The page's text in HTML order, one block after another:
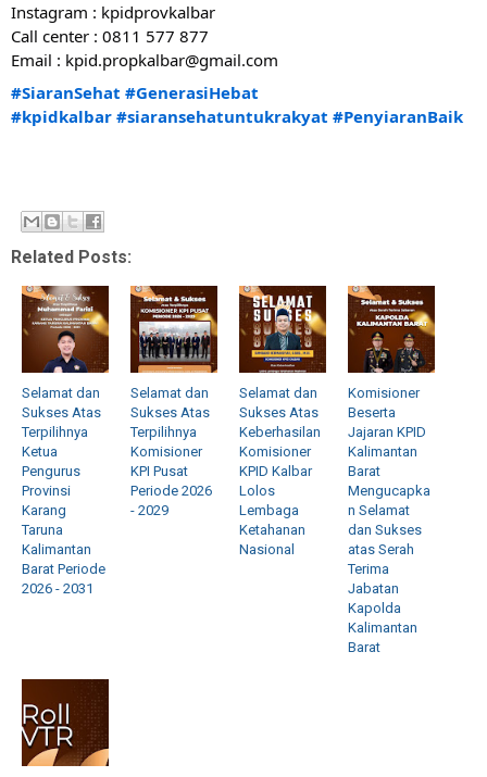
Instagram : kpidprovkalbar
Call center : 0811 577 877
Email : kpid.propkalbar@gmail.com
#SiaranSehat #GenerasiHebat
#kpidkalbar #siaransehatuntukrakyat #PenyiaranBaik
Related Posts:
Selamat dan
Sukses Atas
Terpilihnya
Ketua
Pengurus
Provinsi
Karang
Taruna
Kalimantan
Barat Periode
2026 - 2031
Selamat dan
Sukses Atas
Terpilihnya
Komisioner
KPI Pusat
Periode 2026
- 2029
Selamat dan
Sukses Atas
Keberhasilan
Komisioner
KPID Kalbar
Lolos
Lembaga
Ketahanan
Nasional
Komisioner
Beserta
Jajaran KPID
Kalimantan
Barat
Mengucapka
n Selamat
dan Sukses
atas Serah
Terima
Jabatan
Kapolda
Kalimantan
Barat